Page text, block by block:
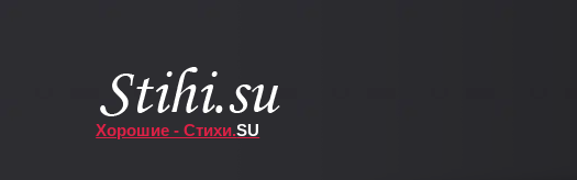
Хорошие - Стихи.SU